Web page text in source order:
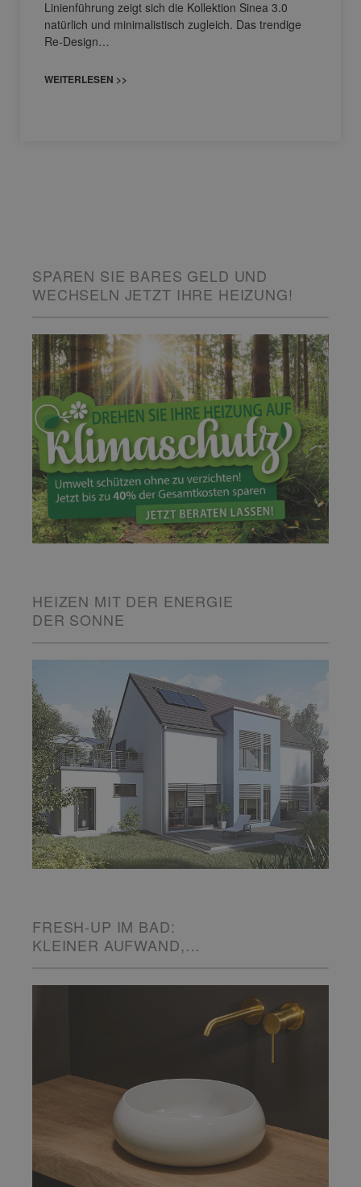
Linienführung zeigt sich die Kollektion Sinea 3.0
natürlich und minimalistisch zugleich. Das trendige
Re-Design…
WEITERLESEN >>
SPAREN SIE BARES GELD UND
WECHSELN JETZT IHRE HEIZUNG!
HEIZEN MIT DER ENERGIE
DER SONNE
FRESH-UP IM BAD:
KLEINER AUFWAND,